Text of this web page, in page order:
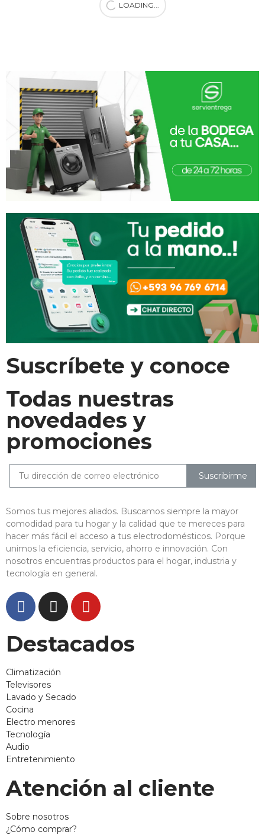
LOADING...
Suscríbete y conoce
Todas nuestras
novedades y
promociones
Suscribirme
Somos tus mejores aliados. Buscamos siempre la mayor
comodidad para tu hogar y la calidad que te mereces para
hacer más fácil el acceso a tus electrodomésticos. Porque
unimos la eficiencia, servicio, ahorro e innovación. Con
nosotros encuentras productos para el hogar, industria y
tecnología en general.
Destacados
Climatización
Televisores
Lavado y Secado
Cocina
Electro menores
Tecnología
Audio
Entretenimiento
Atención al cliente
Sobre nosotros
¿Cómo comprar?